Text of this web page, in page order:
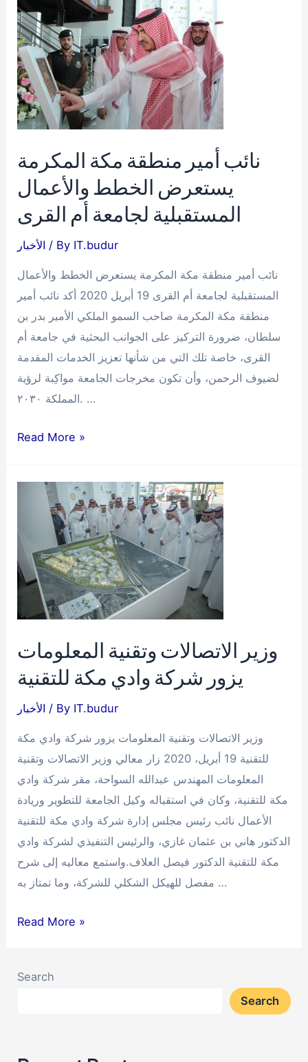
ناشئة
من
حاضنة
الأعمال
(نمو)
نائب أمير منطقة مكة المكرمة
يستعرض الخطط والأعمال
المستقبلية لجامعة أم القرى
الأخبار / By IT.budur
نائب أمير منطقة مكة المكرمة يستعرض الخطط والأعمال
المستقبلية لجامعة أم القرى 19 أبريل 2020 أكد نائب أمير
منطقة مكة المكرمة صاحب السمو الملكي الأمير بدر بن
سلطان، ضرورة التركيز على الجوانب البحثية في جامعة أم
القرى، خاصة تلك التي من شأنها تعزيز الخدمات المقدمة
لضيوف الرحمن، وأن تكون مخرجات الجامعة مواكِبة لرؤية
المملكة ٢٠٣٠. …
نائب
المكرمة
يستعرض
الخطط
والأعمال
المستقبلية
لجامعة
Read More »
وزير الاتصالات وتقنية المعلومات
يزور شركة وادي مكة للتقنية
الأخبار / By IT.budur
وزير الاتصالات وتقنية المعلومات يزور شركة وادي مكة
للتقنية 19 أبريل، 2020 زار معالي وزير الاتصالات وتقنية
المعلومات المهندس عبدالله السواحة، مقر شركة وادي
مكة للتقنية، وكان في استقباله وكيل الجامعة للتطوير وريادة
الأعمال نائب رئيس مجلس إدارة شركة وادي مكة للتقنية
الدكتور هاني بن عثمان غازي، والرئيس التنفيذي لشركة وادي
مكة للتقنية الدكتور فيصل العلاف.واستمع معاليه إلى شرح
مفصل للهيكل الشكلي للشركة، وما تمتاز به …
وزير
المعلومات
Read More »
Search
Search